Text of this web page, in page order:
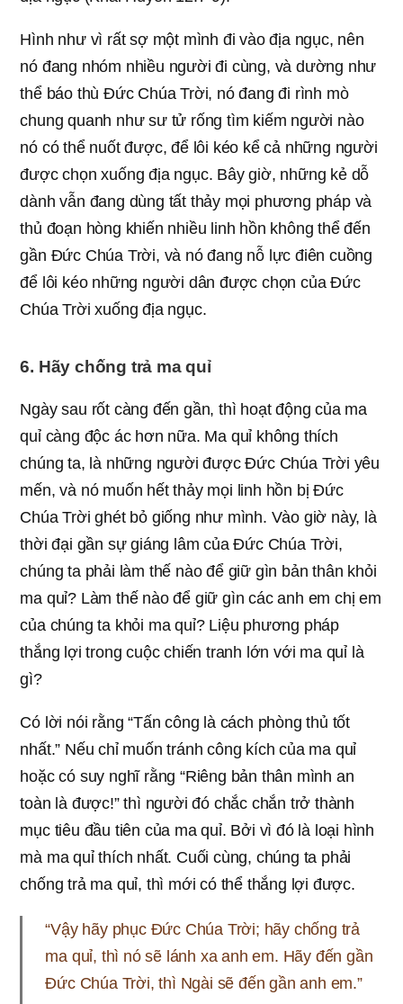
Hình như vì rất sợ một mình đi vào địa ngục, nên
nó đang nhóm nhiều người đi cùng, và dường như
thể báo thù Đức Chúa Trời, nó đang đi rình mò
chung quanh như sư tử rống tìm kiếm người nào
nó có thể nuốt được, để lôi kéo kể cả những người
được chọn xuống địa ngục. Bây giờ, những kẻ dỗ
dành vẫn đang dùng tất thảy mọi phương pháp và
thủ đoạn hòng khiến nhiều linh hồn không thể đến
gần Đức Chúa Trời, và nó đang nỗ lực điên cuồng
để lôi kéo những người dân được chọn của Đức
Chúa Trời xuống địa ngục.
6. Hãy chống trả ma quỉ
Ngày sau rốt càng đến gần, thì hoạt động của ma
quỉ càng độc ác hơn nữa. Ma quỉ không thích
chúng ta, là những người được Đức Chúa Trời yêu
mến, và nó muốn hết thảy mọi linh hồn bị Đức
Chúa Trời ghét bỏ giống như mình. Vào giờ này, là
thời đại gần sự giáng lâm của Đức Chúa Trời,
chúng ta phải làm thế nào để giữ gìn bản thân khỏi
ma quỉ? Làm thế nào để giữ gìn các anh em chị em
của chúng ta khỏi ma quỉ? Liệu phương pháp
thắng lợi trong cuộc chiến tranh lớn với ma quỉ là
gì?
Có lời nói rằng “Tấn công là cách phòng thủ tốt
nhất.” Nếu chỉ muốn tránh công kích của ma quỉ
hoặc có suy nghĩ rằng “Riêng bản thân mình an
toàn là được!” thì người đó chắc chắn trở thành
mục tiêu đầu tiên của ma quỉ. Bởi vì đó là loại hình
mà ma quỉ thích nhất. Cuối cùng, chúng ta phải
chống trả ma quỉ, thì mới có thể thắng lợi được.
“Vậy hãy phục Đức Chúa Trời; hãy chống trả
ma quỉ, thì nó sẽ lánh xa anh em. Hãy đến gần
Đức Chúa Trời, thì Ngài sẽ đến gần anh em.”